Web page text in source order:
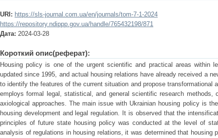
URI: https://sls-journal.com.ua/en/journals/tom-7-1-2024
https://repository.ndippp.gov.ua/handle/765432198/871
Дата: 2024-03-28
Короткий опис(реферат):
Housing policy is one of the urgent scientific and practical areas within
updated since 1995, and actual housing relations have already received a
to identify the features of the current situation and propose transformational
employs formal legal, statistical, and general scientific research methods,
axiological approaches. The main issue with Ukrainian housing policy is
housing development and legal regulation. It is observed that the
principles of future state housing policy was conducted at the level of
analysis of regulations in housing relations, it was determined that housing